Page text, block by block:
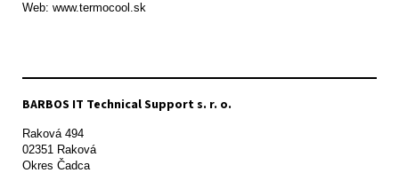
Web: www.termocool.sk
BARBOS IT Technical Support s. r. o.
Raková 494
02351 Raková
Okres Čadca